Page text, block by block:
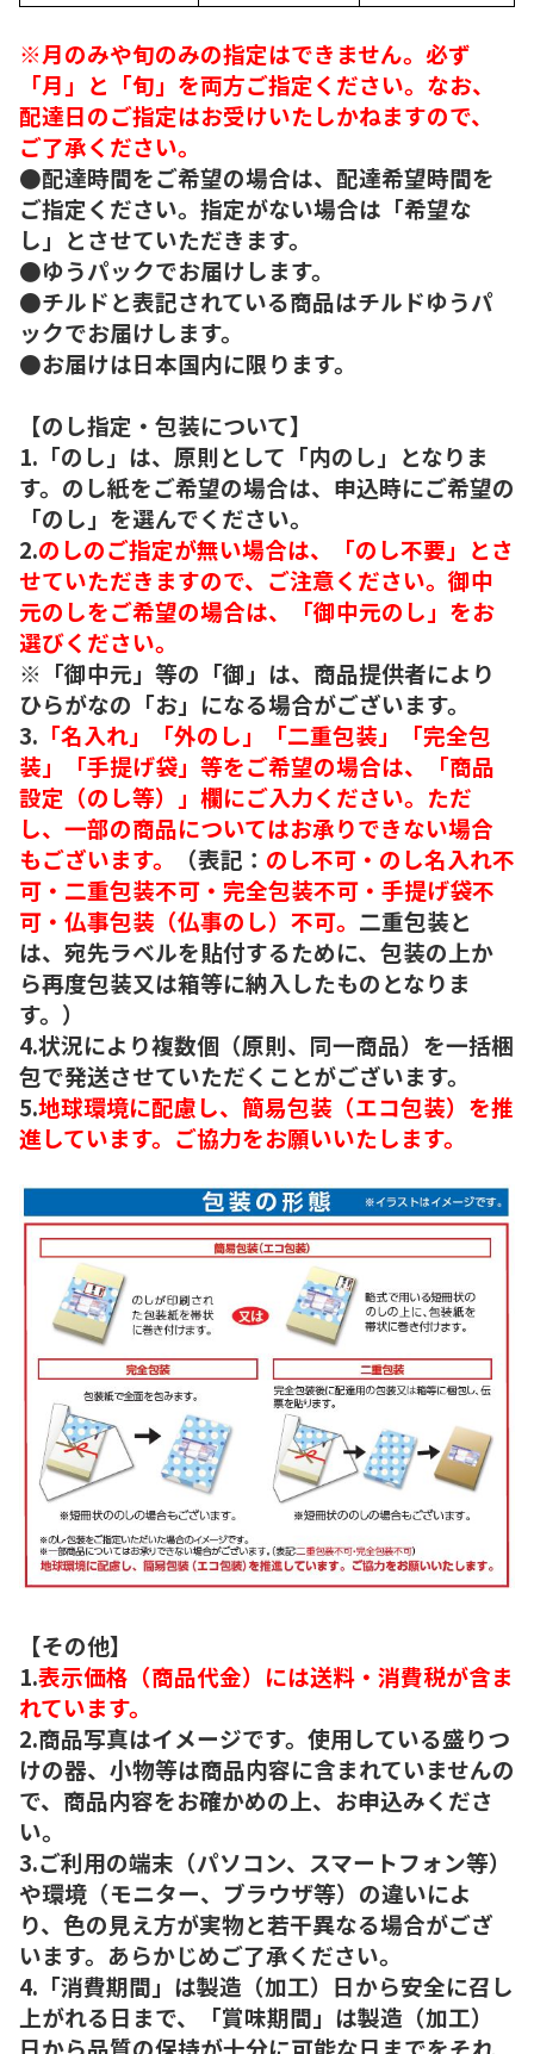
※月のみや旬のみの指定はできません。必ず
「月」と「旬」を両方ご指定ください。なお、
配達日のご指定はお受けいたしかねますので、
ご了承ください。
●配達時間をご希望の場合は、配達希望時間を
ご指定ください。指定がない場合は「希望な
し」とさせていただきます。
●ゆうパックでお届けします。
●チルドと表記されている商品はチルドゆうパ
ックでお届けします。
●お届けは日本国内に限ります。
【のし指定・包装について】
1.「のし」は、原則として「内のし」となりま
す。のし紙をご希望の場合は、申込時にご希望の
「のし」を選んでください。
2.のしのご指定が無い場合は、「のし不要」とさ
せていただきますので、ご注意ください。御中
元のしをご希望の場合は、「御中元のし」をお
選びください。
※「御中元」等の「御」は、商品提供者により
ひらがなの「お」になる場合がございます。
3. 「名入れ」「外のし」「二重包装」「完全包
装」「手提げ袋」等をご希望の場合は、「商品
設定（のし等）」欄にご入力ください。ただ
し、一部の商品についてはお承りできない場合
もございます。
（表記： のし不可・のし名入れ不
可・二重包装不可・完全包装不可・手提げ袋不
可・仏事包装（仏事のし）不可。 二重包装と
は、宛先ラベルを貼付するために、包装の上か
ら再度包装又は箱等に納入したものとなりま
す。）
4.状況により複数個（原則、同一商品）を一括梱
包で発送させていただくことがございます。
5.地球環境に配慮し、簡易包装（エコ包装）を推
進しています。ご協力をお願いいたします。
【その他】
1.表示価格（商品代金）には送料・消費税が含ま
れています。
2.商品写真はイメージです。使用している盛りつ
けの器、小物等は商品内容に含まれていませんの
で、商品内容をお確かめの上、お申込みくださ
い。
3.ご利用の端末（パソコン、スマートフォン等）
や環境（モニター、ブラウザ等）の違いによ
り、色の見え方が実物と若干異なる場合がござ
います。あらかじめご了承ください。
4.「消費期間」は製造（加工）日から安全に召し
上がれる日まで、「賞味期間」は製造（加工）